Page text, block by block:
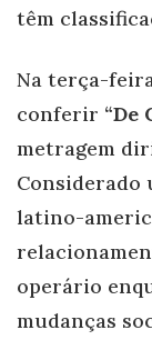
têm
Na terça-feira
conferir “De
metragem
Considerado
latino-
operário
mudanças